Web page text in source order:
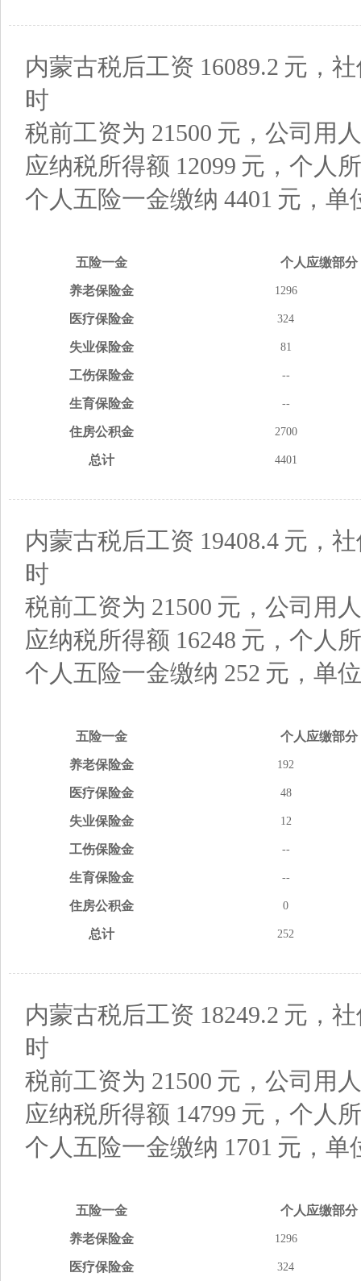
内蒙古税后工资 16089.2 元，
时
税前工资为 21500 元，公司用
应纳税所得额 12099 元，个人
个人五险一金缴纳 4401 元，单
五险一金 个人应缴部分
养老保险金 1296
医疗保险金 324
失业保险金 81
工伤保险金 --
生育保险金 --
住房公积金 2700
总计 4401
内蒙古税后工资 19408.4元，社
时
税前工资为 21500 元，公司用
应纳税所得额 16248 元，个人
个人五险一金缴纳 252 元，单
五险一金 个人应缴部分
养老保险金 192
医疗保险金 48
失业保险金 12
工伤保险金 --
生育保险金 --
住房公积金 0
总计 252
内蒙古税后工资 18249.2 元，
时
税前工资为 21500 元，公司用
应纳税所得额 14799 元，个人
个人五险一金缴纳 1701 元，单
五险一金 个人应缴部分
养老保险金 1296
医疗保险金 324